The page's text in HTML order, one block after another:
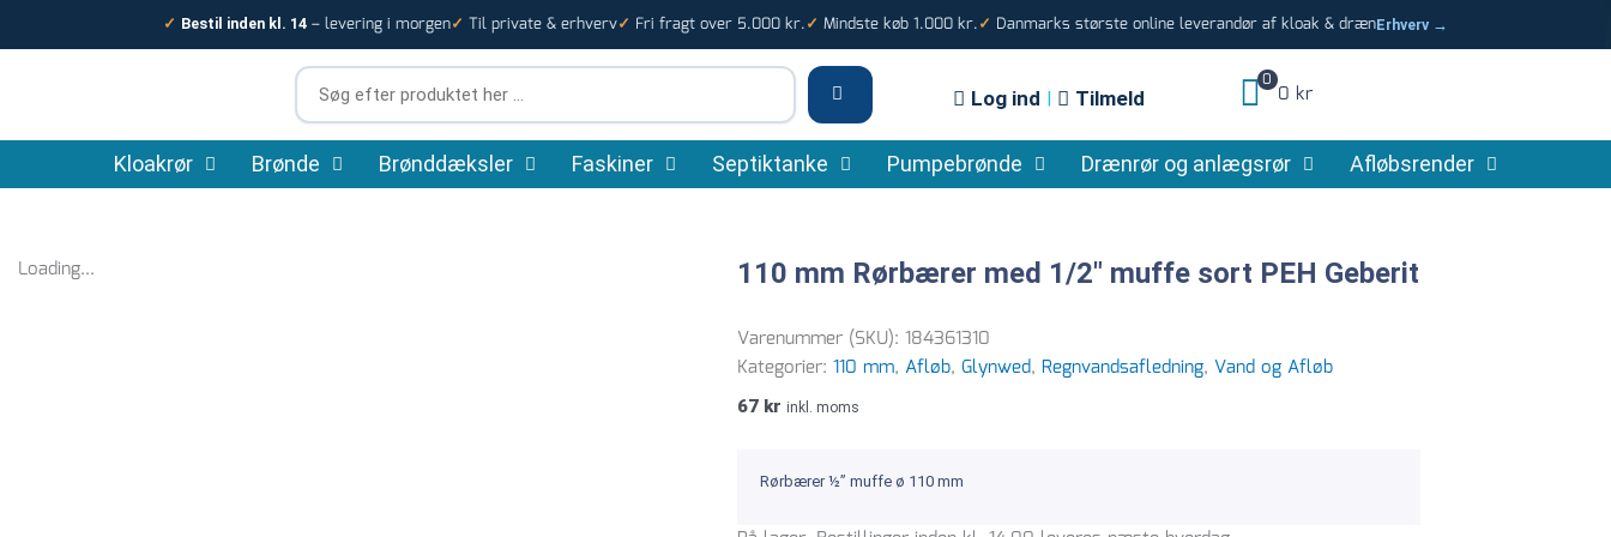
til
✓ Bestil inden kl. 14 – levering i morgen✓ Til private & erhverv✓ Fri fragt over 5.000 kr. ✓ Mindste køb 1.000 kr. ✓ Danmarks største online leverandør af kloak & drænErhverv →
Søg
efter
produktet
her
…
Log ind | Tilmeld
0
0 kr
Kloakrør Brønde Brønddæksler Faskiner Septiktanke Pumpebrønde Drænrør og anlægsrør Afløbsrender
Loading... 110 mm Rørbærer med 1/2″ muffe sort PEH Geberit
Varenummer (SKU): 184361310
Kategorier: 110 mm, Afløb, Glynwed, Regnvandsafledning, Vand og Afløb
67 kr inkl. moms
Rørbærer ½” muffe ø 110 mm